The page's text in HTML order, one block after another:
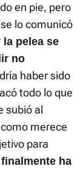
en pie, pero
lo comunicó
pelea se
no
haber sido
todo lo que
subió al
merece
para
ha